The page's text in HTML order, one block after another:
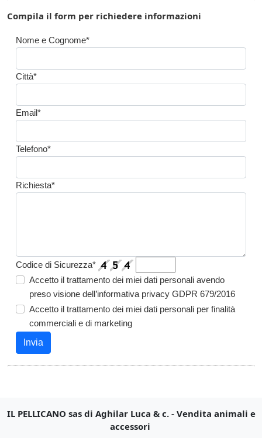
Compila il form per richiedere informazioni
Nome e Cognome*
Città*
Email*
Telefono*
Richiesta*
Codice di Sicurezza*
Accetto il trattamento dei miei dati personali avendo
preso visione dell’informativa privacy GDPR 679/2016
Accetto il trattamento dei miei dati personali per finalità
commerciali e di marketing
Invia
IL PELLICANO sas di Aghilar Luca & c. - Vendita animali e
accessori